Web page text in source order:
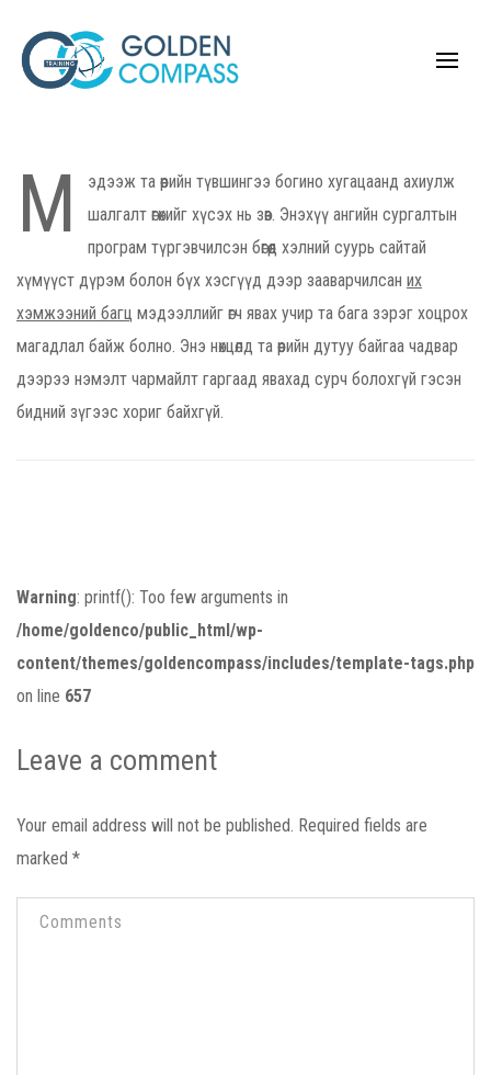
М
эдээж та өөрийн түвшингээ богино хугацаанд ахиулж
шалгалт өгөхийг хүсэх нь зөв. Энэхүү ангийн сургалтын
програм түргэвчилсэн бөгөөд хэлний суурь сайтай
хүмүүст дүрэм болон бүх хэсгүүд дээр зааварчилсан их
хэмжээний багц мэдээллийг өгч явах учир та бага зэрэг хоцрох
магадлал байж болно. Энэ нөхцөлд та өөрийн дутуу байгаа чадвар
дээрээ нэмэлт чармайлт гаргаад явахад сурч болохгүй гэсэн
бидний зүгээс хориг байхгүй.
Warning: printf(): Too few arguments in
/home/goldenco/public_html/wp-
content/themes/goldencompass/includes/template-tags.php
on line 657
Leave a comment
Your email address will not be published. Required fields are
marked *